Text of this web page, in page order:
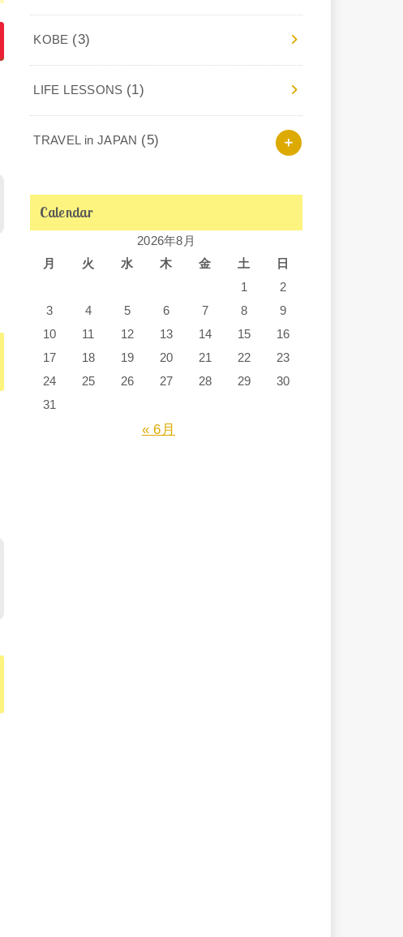
KOBE (3)
LIFE LESSONS (1)
TRAVEL in JAPAN (5)
Calendar
2026年8月
月
火 水 木 金 土
日
1
2
3
4 5 6 7 8
9
10
11 12 13 14 15
16
17
18 19 20 21 22
23
24
25 26 27 28 29
30
31
« 6月